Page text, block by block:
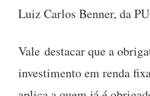
Luiz Carlos Benner, da
Vale destacar que a
investimento em renda